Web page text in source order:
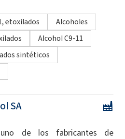
etoxilados
Alcoholes
Alcohol C9-11
sintéticos
SA
de los fabricantes de